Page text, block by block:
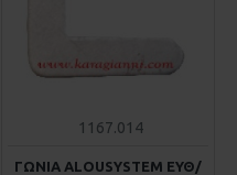
1167.014
ΓΩΝΙΑ ALOUSYSTEM ΕΥΘ/